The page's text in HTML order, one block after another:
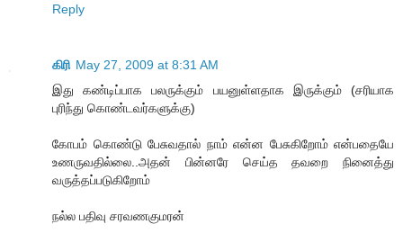
Reply
கிரி May 27, 2009 at 8:31 AM
இது கண்டிப்பாக பலருக்கும் பயனுள்ளதாக இருக்கும் (சரியாக
புரிந்து கொண்டவர்களுக்கு)
கோபம் கொண்டு பேசுவதால் நாம் என்ன பேசுகிறோம் என்பதையே
உணருவதில்லை..அதன் பின்னரே செய்த தவறை நினைத்து
வருத்தப்படுகிறோம்
நல்ல பதிவு சரவணகுமரன்